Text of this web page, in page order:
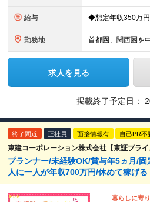
給与
勤務地
求人を見る
掲載終了予定日：
終了間近 正社員 面接情報有 自己PR不
東建コーポレーション株式会社【東証プライ
プランナー/未経験OK/賞与年5ヵ月/
人に一人が年収700万円/休めて稼げる
暮らしに寄